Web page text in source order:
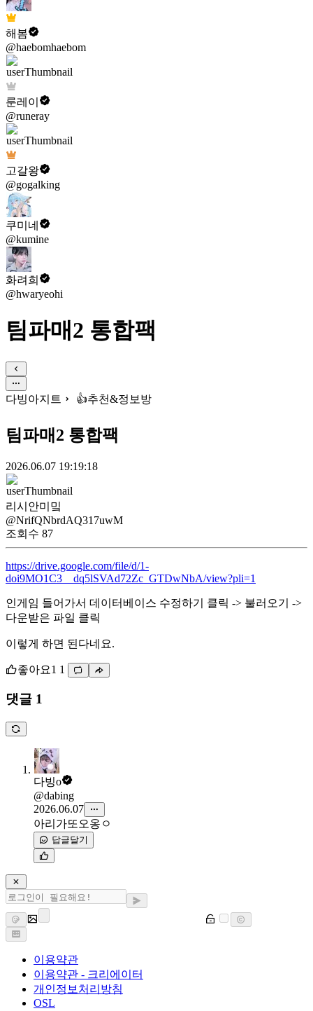
해봄
@haebomhaebom
룬레이
@runeray
고갈왕
@gogalking
쿠미네
@kumine
화려희
@hwaryeohi
팀파매2 통합팩
다빙아지트 👍추천&정보방
팀파매2 통합팩
2026.06.07 19:19:18
리시안미밐
@NrifQNbrdAQ317uwM
조회수 87
https://drive.google.com/file/d/1-
doi9MO1C3__dq5lSVAd72Zc_GTDwNbA/view?pli=1
인게임 들어가서 데이터베이스 수정하기 클릭 -> 불러오기 ->
다운받은 파일 클릭
이렇게 하면 된다네요.
좋아요1 1
댓글 1
다빙o
@dabing
2026.06.07
아리가또오옹ㅇ
답글달기
이용약관
이용약관 - 크리에이터
개인정보처리방침
OSL